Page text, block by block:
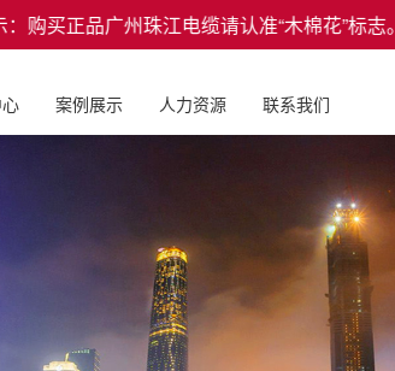
买正品广州珠江电缆请认准“木棉花”标志。
案例展示 人力资源 联系我们